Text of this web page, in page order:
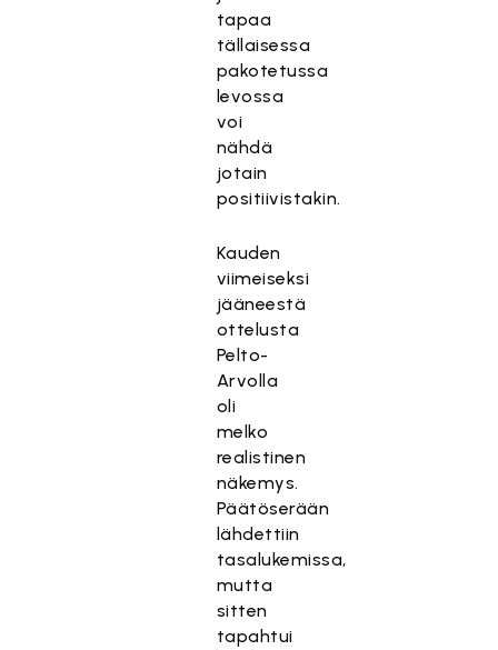
tapaa
tällaisessa
pakotetussa
levossa
voi
nähdä
jotain
positiivistakin.
Kauden
viimeiseksi
jääneestä
ottelusta
Pelto-
Arvolla
oli
melko
realistinen
näkemys.
Päätöserään
lähdettiin
tasalukemissa,
mutta
sitten
tapahtui